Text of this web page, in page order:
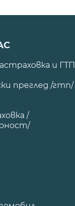
и ГТП
преглед /гтп/
/